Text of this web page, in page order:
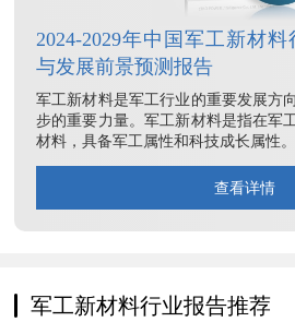
2024-2029年中国军工新材
与发展前景预测报告
军工新材料是军工行业的重要发展方
步的重要力量。军工新材料是指在军
材料，具备军工属性和科技成长属性
查看详情
军工新材料行业报告推荐